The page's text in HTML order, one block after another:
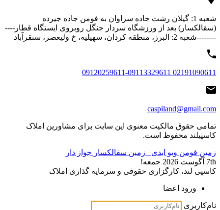
شعبه 1: گیلان رشت جاده سراوان به فومن جاده جیرده
(سقالکسار) بعد از ورزشگاه سردار جنگل روبروی ایستگاه قطار----
--------شعبه 2: البرز، منطقه کردان، سهیلیه، خ ولیعصر، سنقرآباد
02191090611 09120259611-09113329611
caspiland@gmail.com
تمامی حقوق مالکیت معنوی این ‌سایت برای مشاورین املاک
کاسپیلند محفوظ است.
زمین فومن ویو ابدی
زمین سقالکسار جواز دار
7th آگوست 2026
جمعه!
کاسپی لند، کارگزاری حقوقی و سرمایه گذاری املاک
ورود اعضا
نام‌کاربری